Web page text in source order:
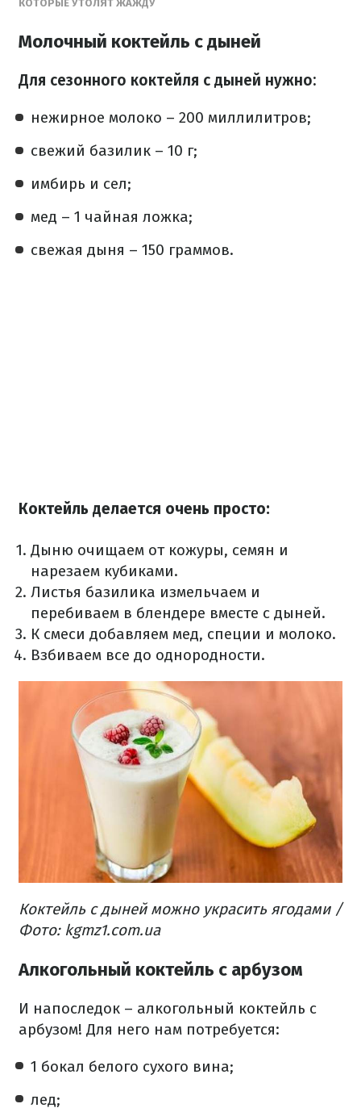
КОТОРЫЕ УТОЛЯТ ЖАЖДУ
Молочный коктейль с дыней
Для сезонного коктейля с дыней нужно:
нежирное молоко – 200 миллилитров;
свежий базилик – 10 г;
имбирь и сел;
мед – 1 чайная ложка;
свежая дыня – 150 граммов.
Коктейль делается очень просто:
Дыню очищаем от кожуры, семян и
нарезаем кубиками.
Листья базилика измельчаем и
перебиваем в блендере вместе с дыней.
К смеси добавляем мед, специи и молоко.
Взбиваем все до однородности.
Коктейль с дыней можно украсить ягодами /
Фото: kgmz1.com.ua
Алкогольный коктейль с арбузом
И напоследок – алкогольный коктейль с
арбузом! Для него нам потребуется:
1 бокал белого сухого вина;
лед;